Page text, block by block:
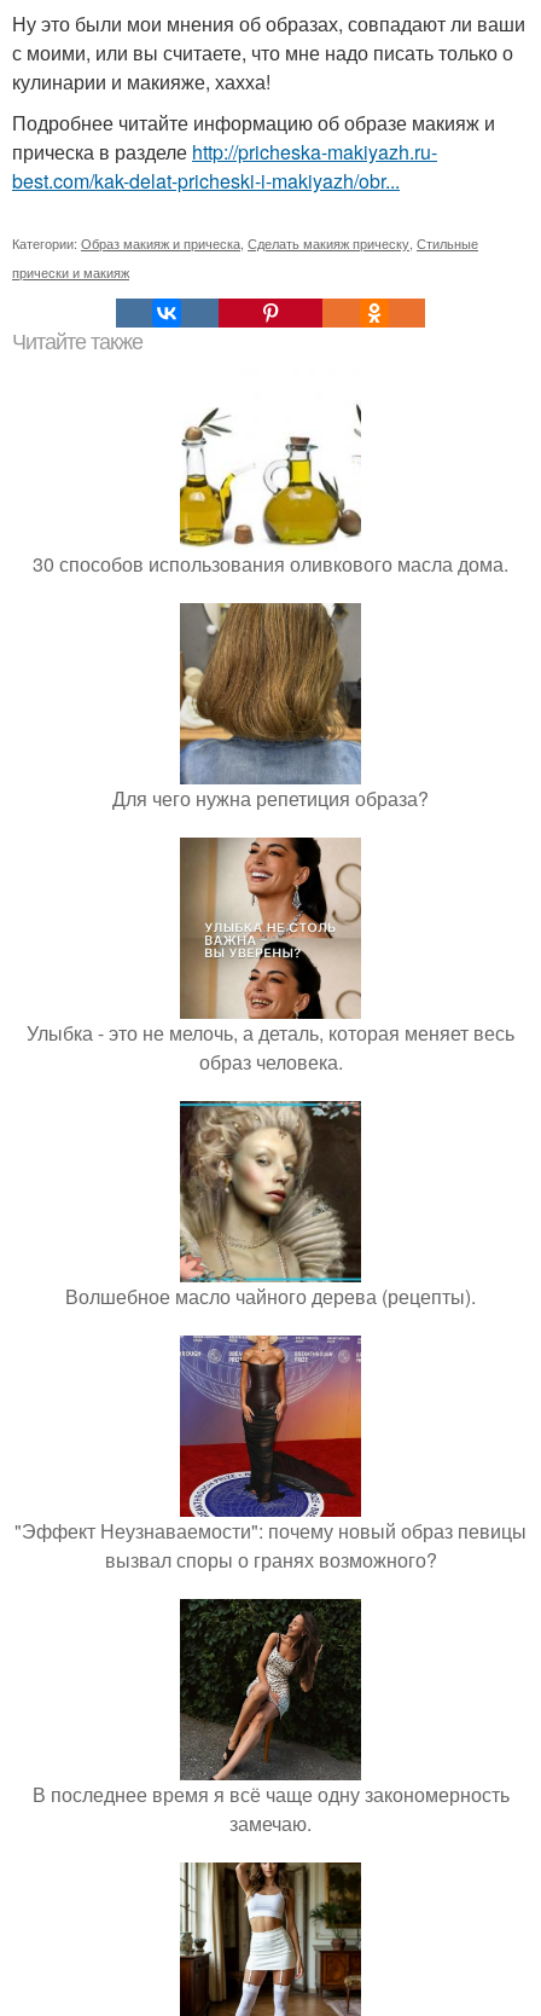
Ну это были мои мнения об образах, совпадают ли ваши
с моими, или вы считаете, что мне надо писать только о
кулинарии и макияже, хахха!
Подробнее читайте информацию об образе макияж и
прическа в разделе http://pricheska-makiyazh.ru-
best.com/kak-delat-pricheski-i-makiyazh/obr...
Категории: Образ макияж и прическа Сделать макияж прическу Стильные
прически и макияж
Читайте также
30 способов использования оливкового масла дома.
Для чего нужна репетиция образа?
Улыбка - это не мелочь, а деталь, которая меняет весь
образ человека.
Волшебное масло чайного дерева (рецепты).
"Эффект Неузнаваемости": почему новый образ певицы
вызвал споры о гранях возможного?
В последнее время я всё чаще одну закономерность
замечаю.